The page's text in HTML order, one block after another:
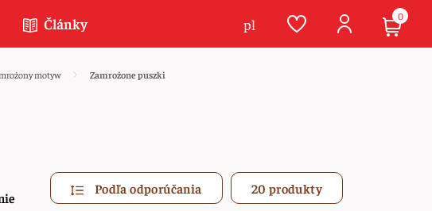
motyw Zamrożone puszki
Podľa odporúčania 20 produkty
Články pl 0